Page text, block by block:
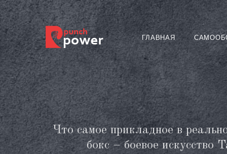
ГЛАВНАЯ
Что самое прикладное в
бокс – боевое искусство